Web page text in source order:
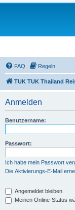
FAQ Regeln
TUK TUK Thailand
Anmelden
Benutzername:
Passwort:
Ich habe mein Passwort
Die Aktivierungs-E-Mail
Angemeldet bleiben
Meinen Online-Status